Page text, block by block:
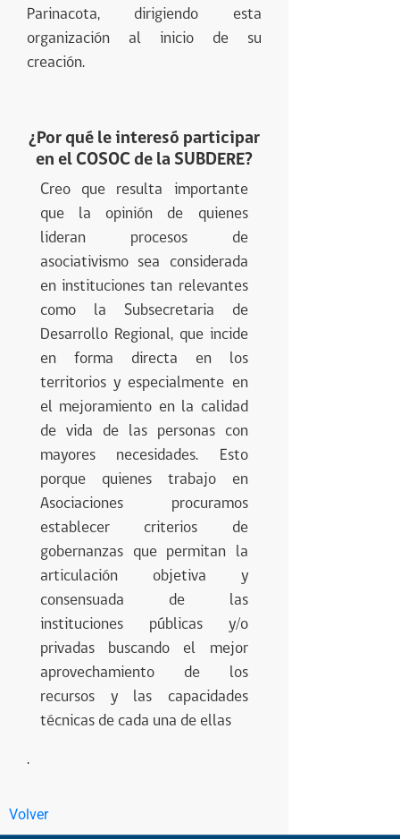
Parinacota, dirigiendo esta
organización al inicio de su
creación.
¿Por qué le interesó participar
en el COSOC de la SUBDERE?
Creo que resulta importante
que la opinión de quienes
lideran procesos de
asociativismo sea considerada
en instituciones tan relevantes
como la Subsecretaria de
Desarrollo Regional, que incide
en forma directa en los
territorios y especialmente en
el mejoramiento en la calidad
de vida de las personas con
mayores necesidades. Esto
porque quienes trabajo en
Asociaciones procuramos
establecer criterios de
gobernanzas que permitan la
articulación objetiva y
consensuada de las
instituciones públicas y/o
privadas buscando el mejor
aprovechamiento de los
recursos y las capacidades
técnicas de cada una de ellas
.
Volver